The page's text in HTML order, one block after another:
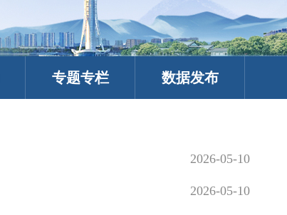
专题专栏 数据发布
2026-05-10
2026-05-10